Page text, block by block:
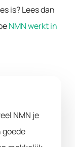
is? Lees dan
NMN werkt in
NMN je
goede